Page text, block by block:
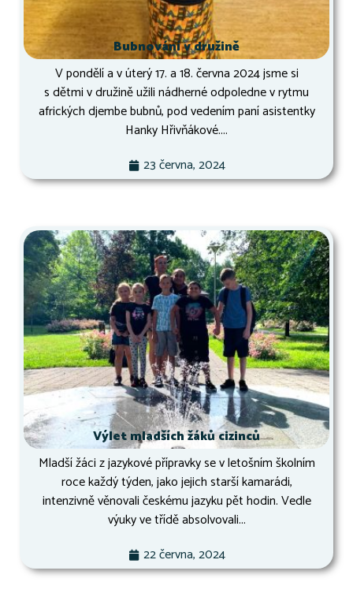
Bubnování v družině
V pondělí a v úterý 17. a 18. června 2024 jsme si
s dětmi v družině užili nádherné odpoledne v rytmu
afrických djembe bubnů, pod vedením paní asistentky
Hanky Hřivňákové....
23 června, 2024
Výlet mladších žáků cizinců
Mladší žáci z jazykové přípravky se v letošním školním
roce každý týden, jako jejich starší kamarádi,
intenzivně věnovali českému jazyku pět hodin. Vedle
výuky ve třídě absolvovali...
22 června, 2024